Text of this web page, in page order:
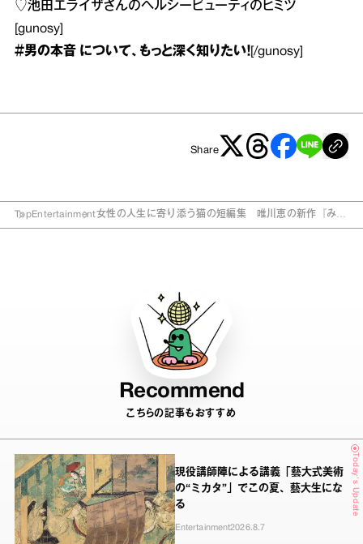
♡池田エライザさんのヘルシービューティのヒミツ
[gunosy]
＃男の本音 について、もっと深く知りたい！ [/gunosy]
Share
TopEntertainment女性の人生に寄り添う猫の短編集 唯川恵の新作『みち
Recommend
こちらの記事もおすすめ
Today's Update
現役講師陣による講義「藝大式美術
の“ミカタ”」でこの夏、藝大生にな
る
Entertainment2026.8.7